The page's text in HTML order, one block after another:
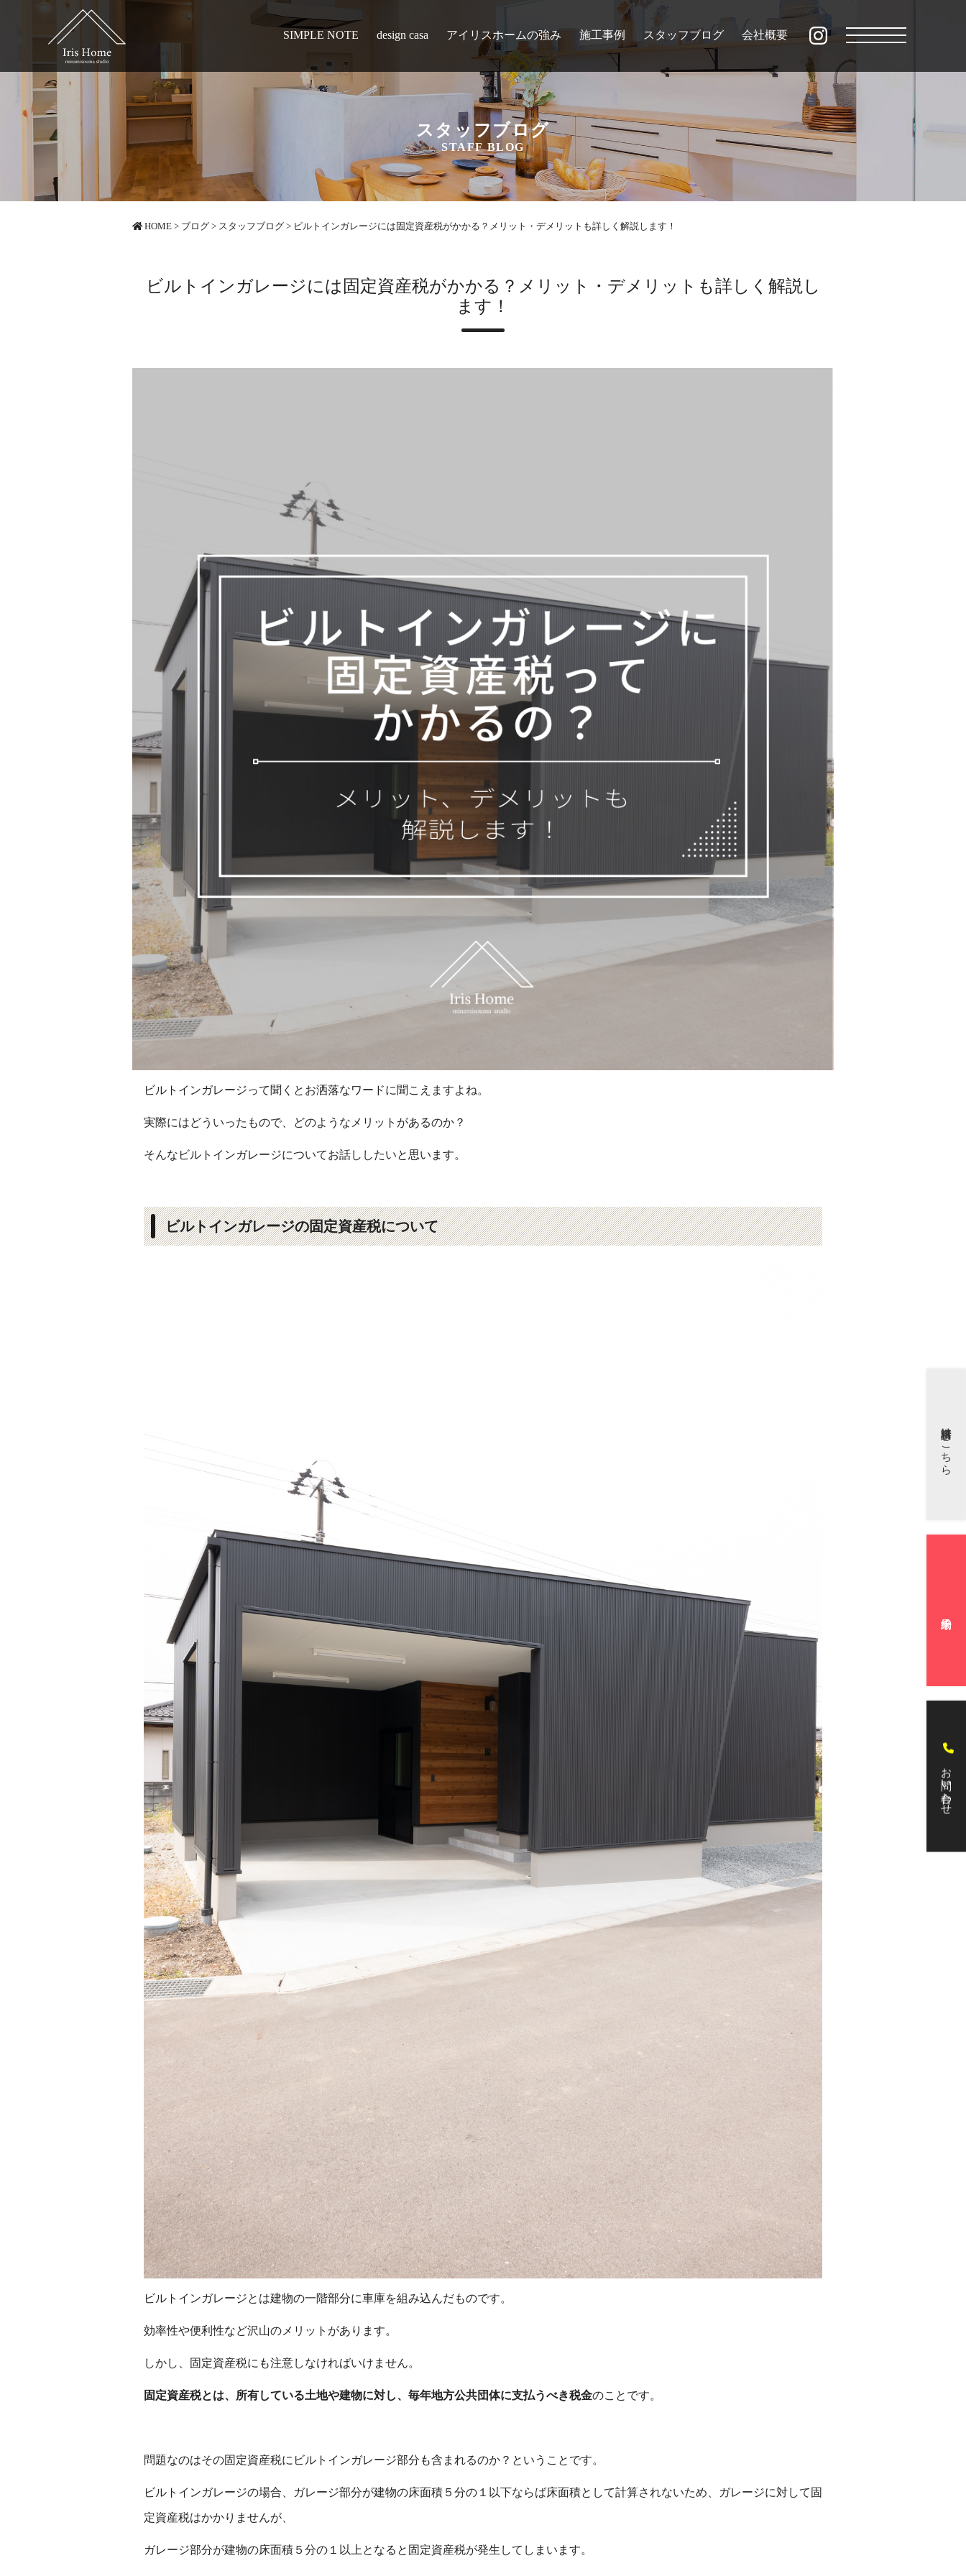
SIMPLE NOTE design casa アイリスホームの強み 施工事例 スタッフブログ 会社概要
スタッフブログ
STAFF BLOG
HOME> ブログ> スタッフブログ> ビルトインガレージには固定資産税がかかる？メリット・デメリットも詳しく解説します！
ビルトインガレージには固定資産税がかかる？メリット・デメリットも詳しく解説し
ます！
ビルトインガレージって聞くとお洒落なワードに聞こえますよね。
実際にはどういったもので、どのようなメリットがあるのか？
そんなビルトインガレージについてお話ししたいと思います。
ビルトインガレージの固定資産税について
ビルトインガレージとは建物の一階部分に車庫を組み込んだものです。
効率性や便利性など沢山のメリットがあります。
しかし、固定資産税にも注意しなければいけません。
固定資産税とは、所有している土地や建物に対し、毎年地方公共団体に支払うべき税金のことです。
問題なのはその固定資産税にビルトインガレージ部分も含まれるのか？ということです。
ビルトインガレージの場合、ガレージ部分が建物の床面積５分の１以下ならば床面積として計算されないため、ガレージに対して固
定資産税はかかりませんが、
ガレージ部分が建物の床面積５分の１以上となると固定資産税が発生してしまいます。
資料請求はこちら
お問い合わせ